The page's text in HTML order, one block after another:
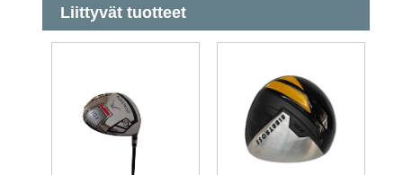
Liittyvät tuotteet